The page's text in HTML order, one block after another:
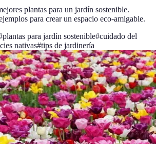
plantas para un jardín sostenible.
para crear un espacio eco-amigable.
plantas para jardín sostenible#cuidado del
nativas#tips de jardinería